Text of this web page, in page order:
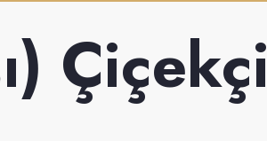
Çiçekçi